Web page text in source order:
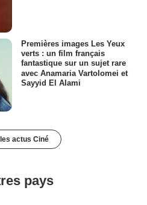
Premières images Les Yeux
verts : un film français
fantastique sur un sujet rare
avec Anamaria Vartolomei et
Sayyid El Alami
actus Ciné
pays